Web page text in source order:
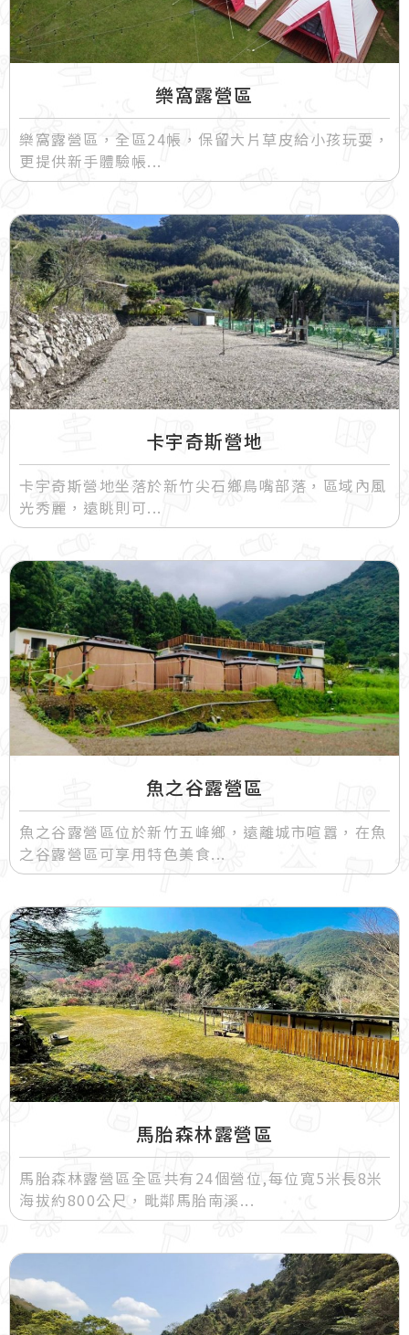
樂窩露營區
樂窩露營區，全區24帳，保留大片草皮給小孩玩耍，
更提供新手體驗帳
卡宇奇斯營地
卡宇奇斯營地坐落於新竹尖石鄉鳥嘴部落，區域內風
光秀麗，遠眺則可
魚之谷露營區
魚之谷露營區位於新竹五峰鄉，遠離城市喧囂，在魚
之谷露營區可享用特色美食
馬胎森林露營區
馬胎森林露營區全區共有24個營位,每位寬5米長8米
海拔約800公尺，毗鄰馬胎南溪